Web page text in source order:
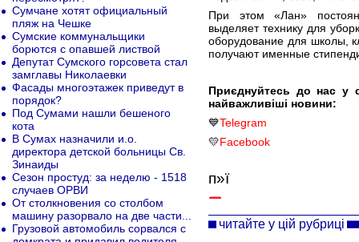
При этом «Лан»
выделяет технику для
оборудование для школы,
получают именные
Приєднуйтесь до нас у
найважливіші новини:
💙Telegram
💛Facebook
п»ї
читайте у цій рубриці
Сумчане хотят официальный
пляж на Чешке
Сумские коммунальщики
борются с опавшей листвой
Депутат Сумского горсовета стал
замглавы Николаевки
Фасады многоэтажек приведут в
порядок?
Под Сумами нашли бешеного
кота
В Сумах назначили и.о.
директора детской больницы Св.
Зинаиды
Сезон простуд: за неделю - 1518
случаев ОРВИ
От столкновения со столбом
машину разорвало на две части...
Грузовой автомобиль сорвался с